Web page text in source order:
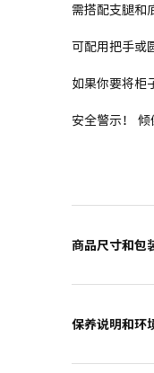
需搭配支腿和
可配用把手或
如果你要将柜
安全警示！
商品尺寸和包
保养说明和环